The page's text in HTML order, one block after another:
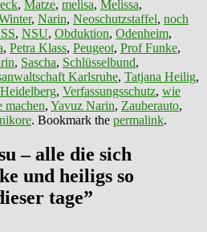
, Matze, melisa, Melissa,
, Narin, Neoschutzstaffel, noch
, NSU, Obduktion, Odenheim,
, Petra Klass, Peugeot, Prof Funke,
, Sascha, Schlüsselbund,
Karlsruhe, Tatjana Heilig,
, Verfassungsschutz, wie
machen, Yavuz Narin, Zauberauto,
nikore. Bookmark the permalink.
– alle die sich
und heiligs so
tage”